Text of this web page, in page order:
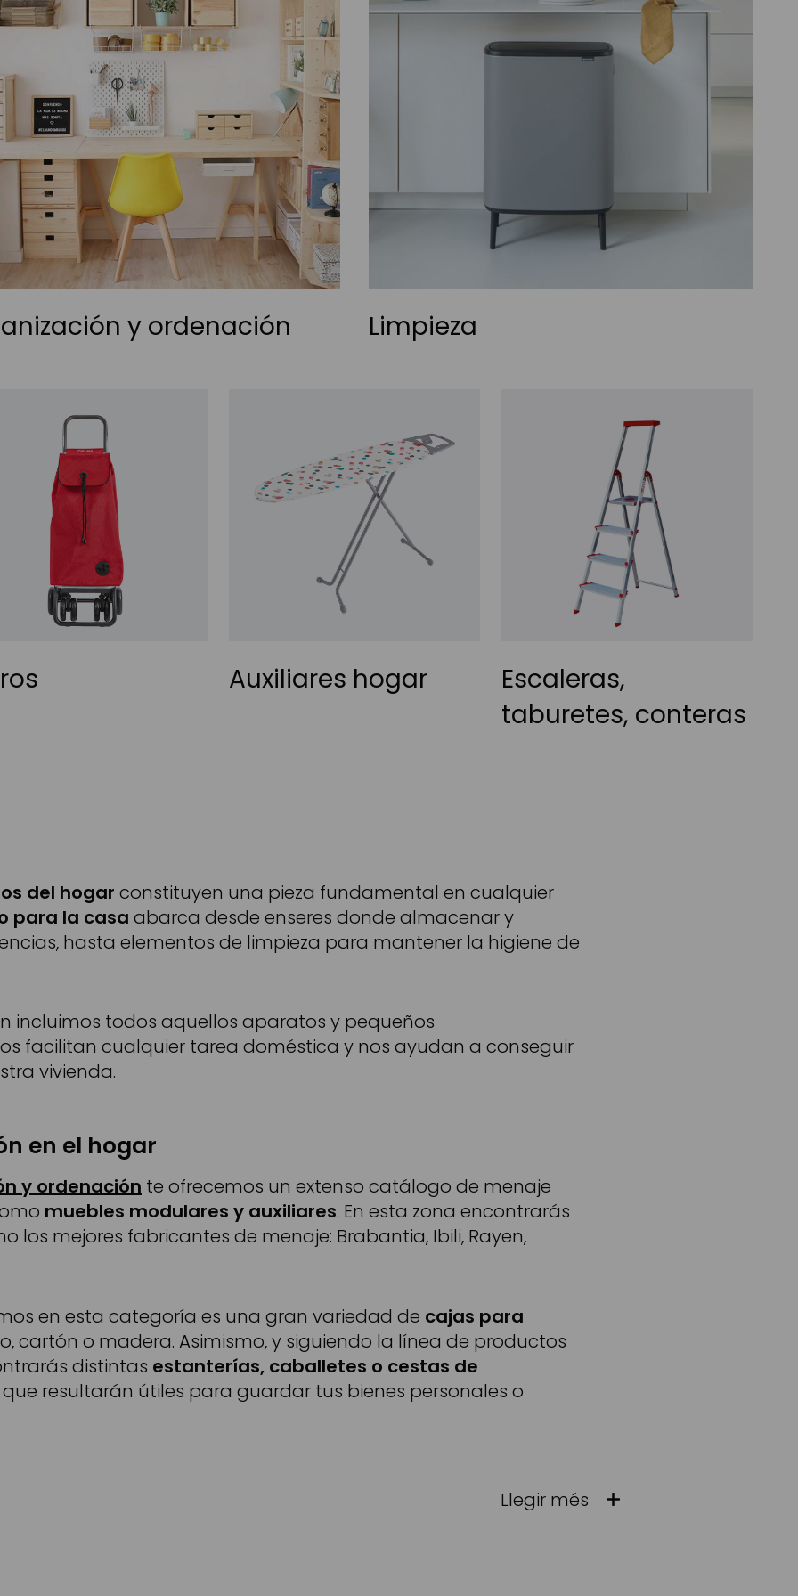
y ordenación Limpieza
Auxiliares hogar
Escaleras,
taburetes, conteras
del hogar constituyen una pieza fundamental en cualquier
para la casa abarca desde enseres donde almacenar y
hasta elementos de limpieza para mantener la higiene de
incluimos todos aquellos aparatos y pequeños
facilitan cualquier tarea doméstica y nos ayudan a conseguir
vivienda.
en el hogar
y ordenación te ofrecemos un extenso catálogo de menaje
muebles modulares y auxiliares. En esta zona encontrarás
los mejores fabricantes de menaje: Brabantia, Ibili, Rayen,
en esta categoría es una gran variedad de cajas para
cartón o madera. Asimismo, y siguiendo la línea de productos
distintas estanterías, caballetes o cestas de
resultarán útiles para guardar tus bienes personales o
Llegir més